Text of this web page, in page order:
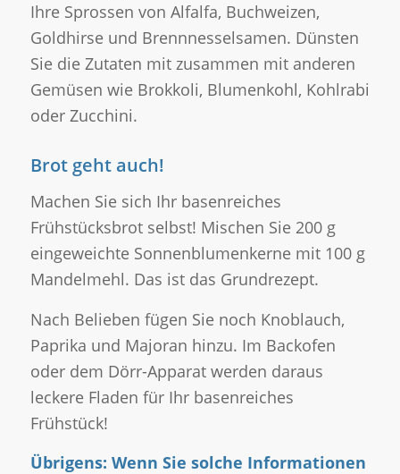
Ihre Sprossen von Alfalfa, Buchweizen,
Goldhirse und Brennnesselsamen. Dünsten
Sie die Zutaten mit zusammen mit anderen
Gemüsen wie Brokkoli, Blumenkohl, Kohlrabi
oder Zucchini.
Brot geht auch!
Machen Sie sich Ihr basenreiches
Frühstücksbrot selbst! Mischen Sie 200 g
eingeweichte Sonnenblumenkerne mit 100 g
Mandelmehl. Das ist das Grundrezept.
Nach Belieben fügen Sie noch Knoblauch,
Paprika und Majoran hinzu. Im Backofen
oder dem Dörr-Apparat werden daraus
leckere Fladen für Ihr basenreiches
Frühstück!
Übrigens: Wenn Sie solche Informationen